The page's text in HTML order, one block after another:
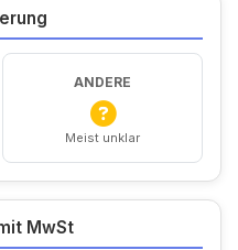
ANDERE
Meist unklar
MwSt